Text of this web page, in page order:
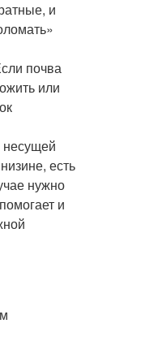
и
почва
или
несущей
есть
нужно
и